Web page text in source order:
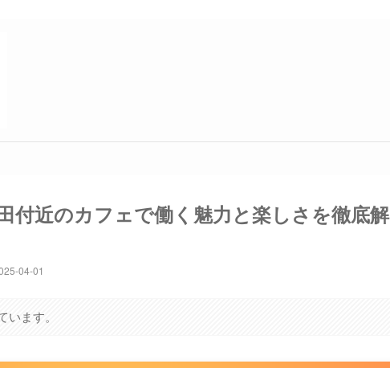
付近のカフェで働く魅力と楽しさを徹底解
04-01
ます。